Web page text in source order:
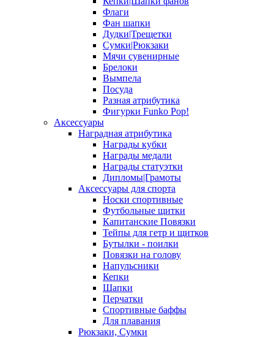
Флаги
Фан шапки
Дудки|Трещетки
Сумки|Рюкзаки
Мячи сувенирные
Брелоки
Вымпела
Посуда
Разная атрибутика
Фигурки Funko Pop!
Аксессуары
Наградная атрибутика
Награды кубки
Награды медали
Награды статуэтки
Дипломы|Грамоты
Аксессуары для спорта
Носки спортивные
Футбольные щитки
Капитанские Повязки
Тейпы для гетр и щитков
Бутылки - поилки
Повязки на голову
Напульсники
Кепки
Шапки
Перчатки
Спортивные баффы
Для плавания
Рюкзаки, Сумки